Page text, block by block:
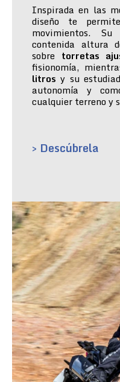
Inspirada en las
diseño te
movimientos.
contenida altura
sobre torretas
fisionomía,
litros y su
autonomía y
cualquier terreno y
> Descúbrela